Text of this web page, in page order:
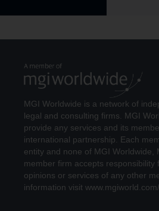
MGI Worldwide is a network of
legal and consulting firms. MGI
provide any services and its
international partnership. Each
entity and none of MGI Worldwide,
member firm accepts responsibility
opinions or services of any other
information visit